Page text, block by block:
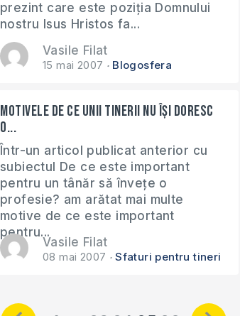
prezint care este poziția Domnului
nostru Isus Hristos fa...
Vasile Filat
15 mai 2007 Blogosfera
Motivele de ce unii tinerii nu își doresc
o...
Într-un articol publicat anterior cu
subiectul De ce este important
pentru un tânăr să învețe o
profesie? am arătat mai multe
motive de ce este important
pentru...
Vasile Filat
08 mai 2007 Sfaturi pentru tineri